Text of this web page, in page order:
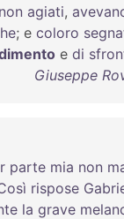
non agiati,
; e coloro
e di
Giuseppe
parte mia non
rispose
la grave